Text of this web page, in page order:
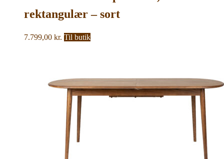
rektangulær – sort
asketræsfinér og sort
7.799,00 kr. Til butik